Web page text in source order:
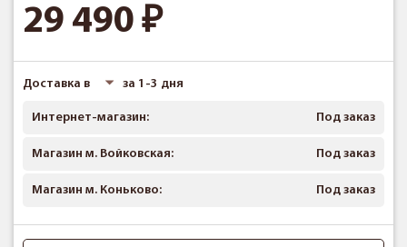
29 490
Доставка в за 1-3 дня
Интернет-магазин: Под заказ
Магазин м. Войковская: Под заказ
Магазин м. Коньково: Под заказ